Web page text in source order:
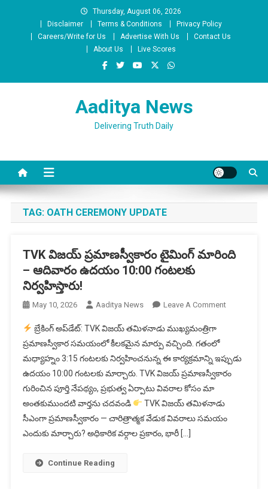
Thursday, August 06, 2026
Disclaimer
Terms & Conditions
Privacy Policy
Careers/Write for Us
Advertise With Us
Contact Us
About Us
Live Scores
Aaditya News
Delivering Truth Daily
TAG: OATH CEREMONY UPDATE
TVK విజయ్ ప్రమాణస్వీకారం టైమింగ్ మారింది
– ఆదివారం ఉదయం 10:00 గంటలకు
నిర్వహిస్తారు!
May 10, 2026 Aaditya News Leave A CommentOn
టైమింగ్
మారింది
బ్రేకింగ్ అప్‌డేట్: TVK విజయ్ తమిళనాడు ముఖ్యమంత్రిగా
ప్రమాణస్వీకార సమయంలో కీలకమైన మార్పు వచ్చింది. గతంలో
మధ్యాహ్నం 3:15 గంటలకు నిర్వహించనున్న ఈ కార్యక్రమాన్ని ఇప్పుడు
ఉదయం 10:00 గంటలకు మార్చారు. TVK విజయ్ ప్రమాణస్వీకారం
గురించిన పూర్తి నేపథ్యం, ప్రభుత్వ ఏర్పాటు వివరాల కోసం మా
అంతకుముందటి వార్తను చదవండి
TVK విజయ్ తమిళనాడు
సీఎంగా ప్రమాణస్వీకారం — చారిత్రాత్మక వేడుక వివరాలు సమయం
ఎందుకు మార్చారు? అధికారిక వర్గాల ప్రకారం, భారీ […]
Continue Reading